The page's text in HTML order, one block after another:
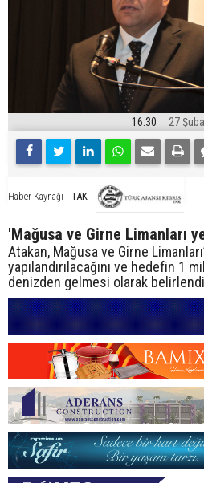
16:30 27
Haber Kaynağı TAK
'Mağusa ve Girne Limanları
Atakan, Mağusa ve Girne
yapılandırılacağını ve hedefin 1
denizden gelmesi olarak